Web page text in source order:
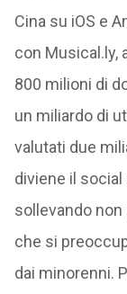
Cina su iOS e
con Musical.ly,
800 milioni di
un miliardo di
valutati due
diviene il
sollevando
che si
dai minorenni.